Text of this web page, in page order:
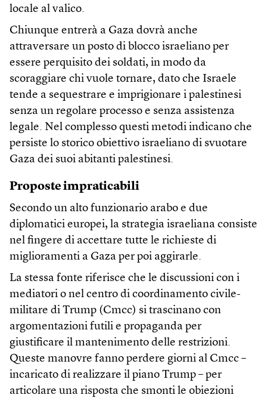
locale al valico.
Chiunque entrerà a Gaza dovrà anche
attraversare un posto di blocco israeliano per
essere perquisito dei soldati, in modo da
scoraggiare chi vuole tornare, dato che Israele
tende a sequestrare e imprigionare i palestinesi
senza un regolare processo e senza assistenza
legale. Nel complesso questi metodi indicano che
persiste lo storico obiettivo israeliano di svuotare
Gaza dei suoi abitanti palestinesi.
Proposte impraticabili
Secondo un alto funzionario arabo e due
diplomatici europei, la strategia israeliana consiste
nel fingere di accettare tutte le richieste di
miglioramenti a Gaza per poi aggirarle.
La stessa fonte riferisce che le discussioni con i
mediatori o nel centro di coordinamento civile-
militare di Trump (Cmcc) si trascinano con
argomentazioni futili e propaganda per
giustificare il mantenimento delle restrizioni.
Queste manovre fanno perdere giorni al Cmcc –
incaricato di realizzare il piano Trump – per
articolare una risposta che smonti le obiezioni